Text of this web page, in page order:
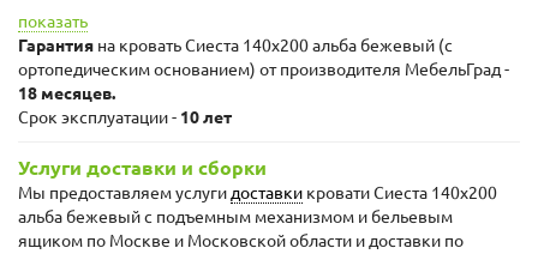
показать
Гарантия на кровать Сиеста 140х200 альба бежевый (с
ортопедическим основанием) от производителя МебельГрад -
18 месяцев.
Срок эксплуатации - 10 лет
Услуги доставки и сборки
Мы предоставляем услугидоставки кровати Сиеста 140х200
альба бежевый с подъемным механизмом и бельевым
ящиком по Москве и Московской области и доставки по